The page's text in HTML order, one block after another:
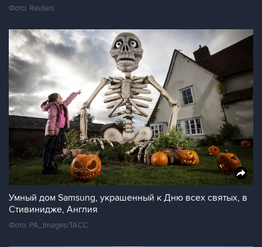
Фото: Reuters
Умный дом Samsung, украшенный к Дню всех святых, в
Стивинидже, Англия
Фото: PA_Images/ТАСС